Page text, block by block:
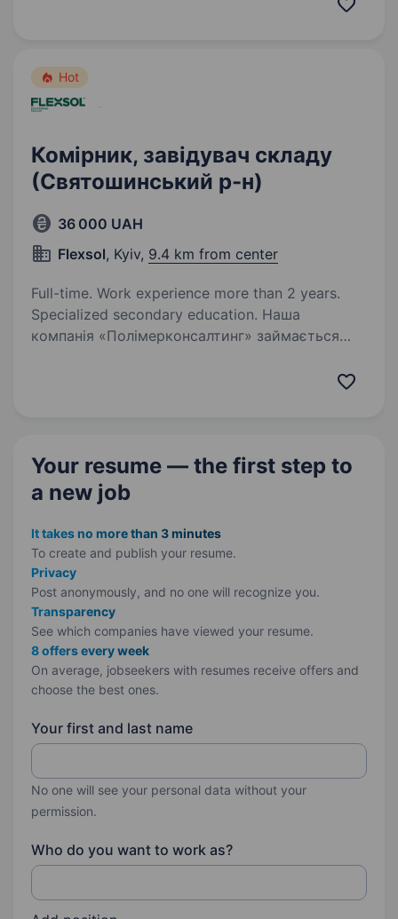
Hot
Комірник, завідувач складу
(Святошинський р-н)
36 000 UAH
Flexsol, Kyiv, 9.4 km from center
Full-time. Work experience more than 2 years.
Specialized secondary education. Наша
компанія «Полімерконсалтинг» займається
Your resume — the first step to
a new job
It takes no more than 3 minutes
To create and publish your resume.
Privacy
Post anonymously, and no one will recognize you.
Transparency
See which companies have viewed your resume.
8 offers every week
On average, jobseekers with resumes receive offers and
choose the best ones.
Your first and last name
No one will see your personal data without your
permission.
Who do you want to work as?